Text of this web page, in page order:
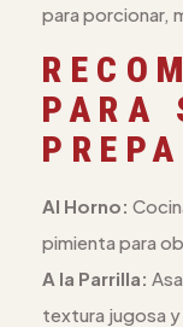
para porcionar,
PARA
Al Horno:
pimienta para
A la Parrilla:
textura jugosa y